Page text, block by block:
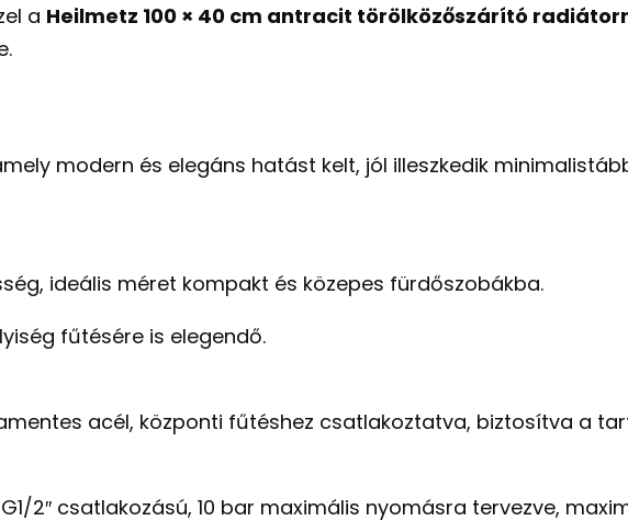
a Heilmetz 100 × 40 cm antracit törölközőszárító
modern és elegáns hatást kelt, jól illeszkedik
ideális méret kompakt és közepes fürdőszobákba.
fűtésére is elegendő.
acél, központi fűtéshez csatlakoztatva, biztosítva a
2″ csatlakozású, 10 bar maximális nyomásra tervezve,